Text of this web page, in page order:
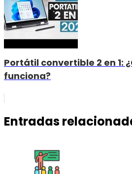
Portátil convertible 2 en 1:
funciona?
Entradas